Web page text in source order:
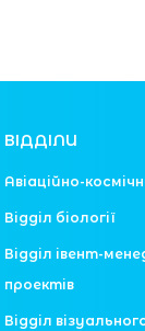
ВІДДІЛИ
Авіаційно-
Відділ біології
Відділ івент-
проектів
Відділ